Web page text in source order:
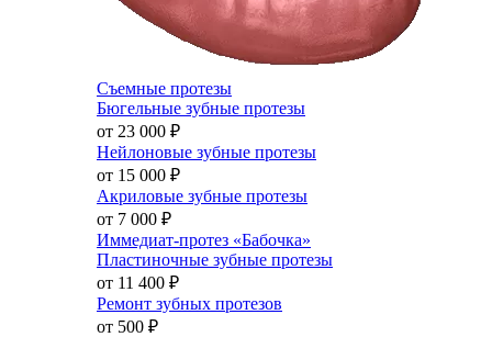
Съемные протезы
Бюгельные зубные протезы
от 23 000 ₽
Нейлоновые зубные протезы
от 15 000 ₽
Акриловые зубные протезы
от 7 000 ₽
Иммедиат-протез «Бабочка»
Пластиночные зубные протезы
от 11 400 ₽
Ремонт зубных протезов
от 500 ₽